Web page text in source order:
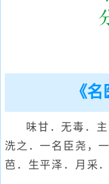
《
味甘．无毒．
洗之．一名臣尧，
芭．生平泽．月采．